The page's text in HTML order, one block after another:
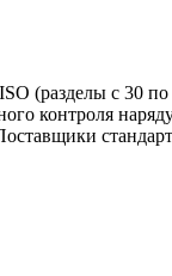
(разделы с 30
контроля